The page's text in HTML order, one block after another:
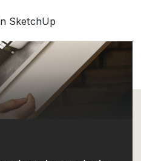
SketchUp